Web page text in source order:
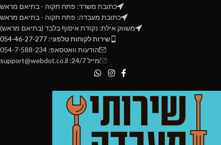
כתובת משרד: פתח תקוה - בתיאם מראש
כתובת מעבדה: פתח תקוה - בתיאם מראש
משווק אילת: נקודת איסוף בלבד (בתיאם מראש)
שירות לקוחות טלפוני: 054-46-27-277
הודעות וואטסאפ: 054-7-588-234
מייל 24/7: support@webdot.co.il